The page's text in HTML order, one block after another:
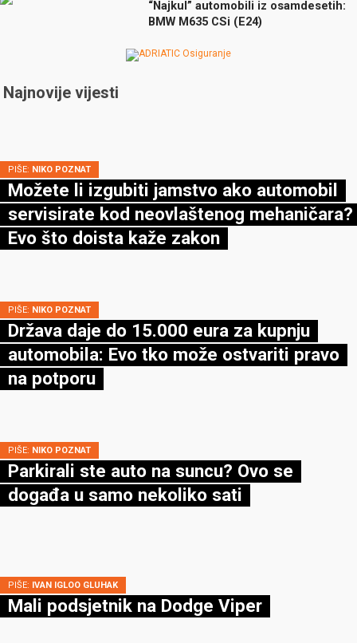
“Najkul” automobili iz osamdesetih:
BMW M635 CSi (E24)
Najnovije vijesti
PIŠE: NIKO POZNAT
Možete li izgubiti jamstvo ako automobil
servisirate kod neovlaštenog mehaničara?
Evo što doista kaže zakon
PIŠE: NIKO POZNAT
Država daje do 15.000 eura za kupnju
automobila: Evo tko može ostvariti pravo
na potporu
PIŠE: NIKO POZNAT
Parkirali ste auto na suncu? Ovo se
događa u samo nekoliko sati
PIŠE: IVAN IGLOO GLUHAK
Mali podsjetnik na Dodge Viper